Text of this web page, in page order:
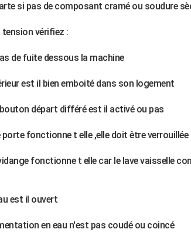
si pas de composant cramé ou soudure
vérifiez :
de fuite dessous la machine
est il bien emboité dans son logement
départ différé est il activé ou pas
porte fonctionne t elle ,elle doit être
fonctionne t elle car le lave vaisselle
est il ouvert
en eau n'est pas coudé ou coincé